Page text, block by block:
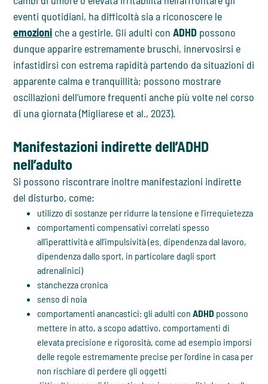
eventi quotidiani, ha difficoltà sia a riconoscere le
emozioni che a gestirle. Gli adulti conADHD possono
dunque apparire estremamente bruschi, innervosirsi e
infastidirsi con estrema rapidità partendo da situazioni di
apparente calma e tranquillità; possono mostrare
oscillazioni dell’umore frequenti anche più volte nel corso
di una giornata (Migliarese et al., 2023).
Manifestazioni indirette dell’ADHD
nell’adulto
Si possono riscontrare inoltre manifestazioni indirette
del disturbo, come:
utilizzo di sostanze per ridurre la tensione e l’irrequietezza
comportamenti compensativi correlati spesso
all’iperattività e all’impulsività (es. dipendenza dal lavoro,
dipendenza dallo sport, in particolare dagli sport
adrenalinici)
stanchezza cronica
senso di noia
comportamenti anancastici: gli adulti conADHD possono
mettere in atto, a scopo adattivo, comportamenti di
elevata precisione e rigorosità, come ad esempio imporsi
delle regole estremamente precise per l’ordine in casa per
non rischiare di perdere gli oggetti